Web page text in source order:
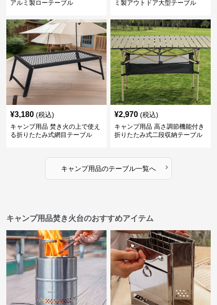
アルミ製ローテーブル
ミ製アウトドア大型テーブル
¥3,180 (税込)
キャンプ用品 焚き火の上で使え
る折りたたみ式網目テーブル
¥2,970 (税込)
キャンプ用品 高さ調節機能付き
折りたたみ式二段収納テーブル
キャンプ用品のテーブル一覧へ ›
キャンプ用品焚き火台のおすすめアイテム